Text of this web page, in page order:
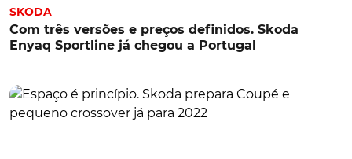
SKODA
Com três versões e preços definidos. Skoda
Enyaq Sportline já chegou a Portugal